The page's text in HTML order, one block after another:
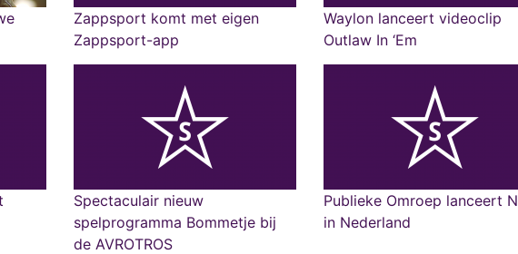
Zappsport komt met eigen
Zappsport-app
Waylon lanceert videoclip
Outlaw In ‘Em
Spectaculair nieuw
spelprogramma Bommetje bij
de AVROTROS
Publieke Omroep lanceert
in Nederland